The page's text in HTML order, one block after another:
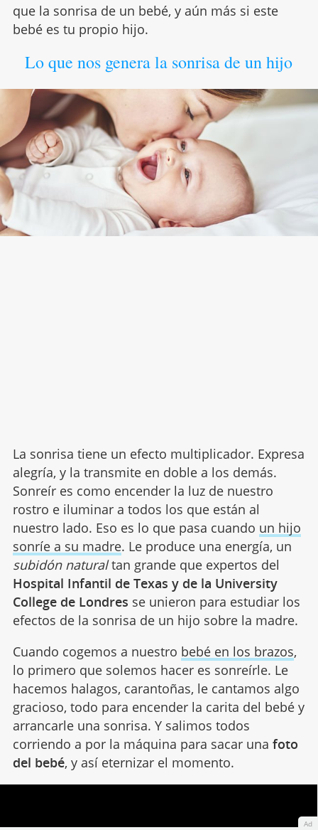
que la sonrisa de un bebé, y aún más si este
bebé es tu propio hijo.
Lo que nos genera la sonrisa de un hijo
La sonrisa tiene un efecto multiplicador. Expresa
alegría, y la transmite en doble a los demás.
Sonreír es como encender la luz de nuestro
rostro e iluminar a todos los que están al
nuestro lado. Eso es lo que pasa cuando un hijo
sonríe a su madre. Le produce una energía, un
subidón naturaltan grande que expertos del
Hospital Infantil de Texas y de la University
College de Londres se unieron para estudiar los
efectos de la sonrisa de un hijo sobre la madre.
Cuando cogemos a nuestro bebé en los brazos,
lo primero que solemos hacer es sonreírle. Le
hacemos halagos, carantoñas, le cantamos algo
gracioso, todo para encender la carita del bebé y
arrancarle una sonrisa. Y salimos todos
corriendo a por la máquina para sacar una foto
del bebé, y así eternizar el momento.
Ad